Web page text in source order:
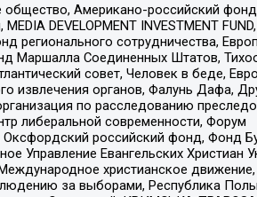
Американо-российский
DEVELOPMENT INVESTMENT FUND,
регионального сотрудничества,
Маршалла Соединенных Штатов,
совет, Человек в беде,
извлечения органов, Фалунь Дафа,
по расследованию
либеральной современности, Форум
российский фонд, Фонд
Управление Евангельских Христиан
христианское
за выборами, Республика